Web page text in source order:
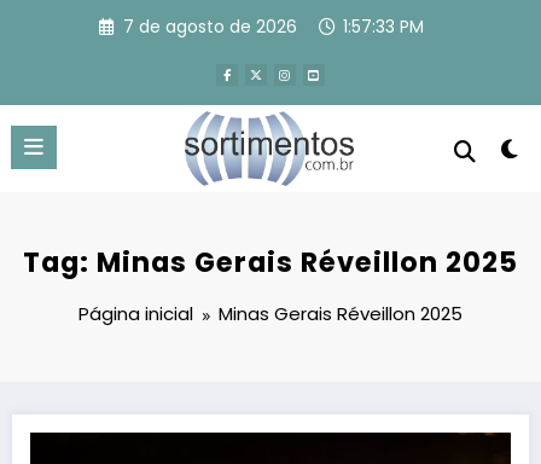
7 de agosto de 2026 1:57:34 PM
Tag: Minas Gerais Réveillon 2025
Página inicial Minas Gerais Réveillon 2025